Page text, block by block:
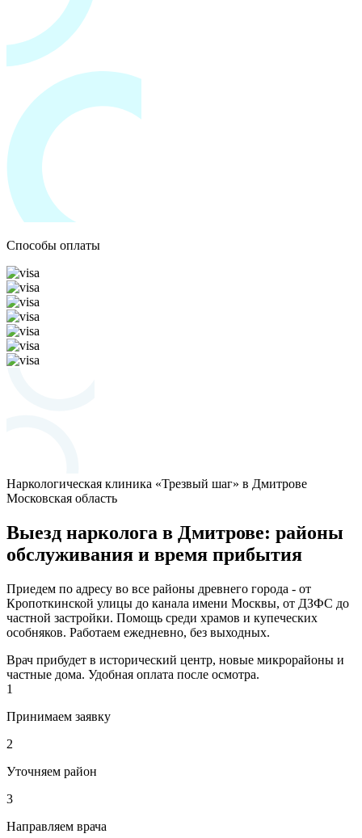
Способы оплаты
Наркологическая клиника «Трезвый шаг» в Дмитрове
Московская область
Выезд нарколога в Дмитрове: районы
обслуживания и время прибытия
Приедем по адресу во все районы древнего города - от
Кропоткинской улицы до канала имени Москвы, от ДЗФС до
частной застройки. Помощь среди храмов и купеческих
особняков. Работаем ежедневно, без выходных.
Врач прибудет в исторический центр, новые микрорайоны и
частные дома. Удобная оплата после осмотра.
1
Принимаем заявку
2
Уточняем район
3
Направляем врача